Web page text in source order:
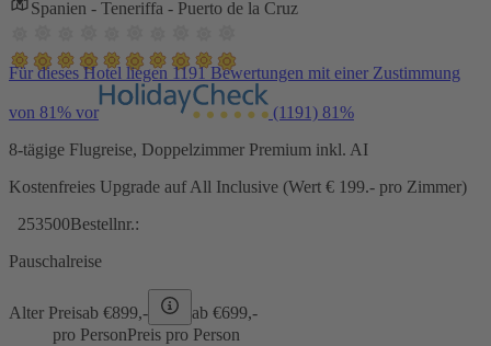
Spanien - Teneriffa - Puerto de la Cruz
Für dieses Hotel liegen 1191 Bewertungen mit einer Zustimmung
von 81% vor (1191) 81%
8-tägige Flugreise, Doppelzimmer Premium inkl. AI
Kostenfreies Upgrade auf All Inclusive (Wert € 199.- pro Zimmer)
253500Bestellnr.:
Pauschalreise
Alter Preisab €899,- ab €699,-
pro PersonPreis pro Person